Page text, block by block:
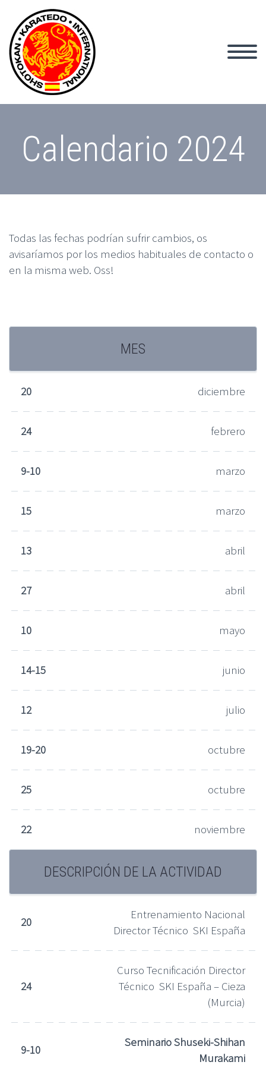
Calendario 2024
Todas las fechas podrían sufrir cambios, os
avisaríamos por los medios habituales de contacto o
en la misma web. Oss!
MES
20 diciembre
24 febrero
9-10 marzo
15 marzo
13 abril
27 abril
10 mayo
14-15 junio
12 julio
19-20 octubre
25 octubre
22 noviembre
DESCRIPCIÓN DE LA ACTIVIDAD
20
Entrenamiento Nacional
Director Técnico SKI España
24
Curso Tecnificación Director
Técnico SKI España – Cieza
(Murcia)
9-10
Seminario Shuseki-Shihan
Murakami